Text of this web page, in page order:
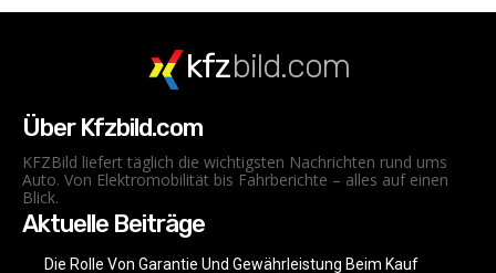
kfzbild.com
Über Kfzbild.com
KFZBild liefert täglich die wichtigsten Nachrichten rund ums
Auto. Von Elektromobilität bis Fahrberichte – alles auf einen
Blick.
Aktuelle Beiträge
Die Rolle Von Garantie Und Gewährleistung Beim Kauf